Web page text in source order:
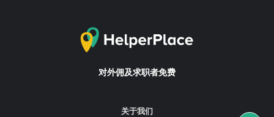
对外佣及求职者免费
关于我们